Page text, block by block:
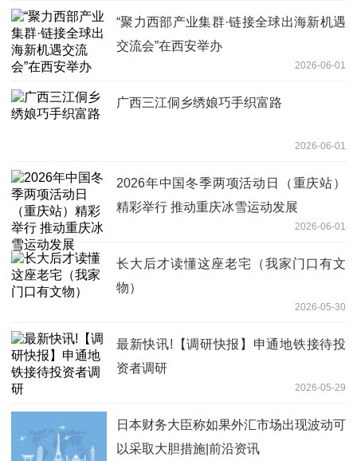
“聚力西部产业集群·链接全球出海新机遇
交流会”在西安举办
2026-06-01
广西三江侗乡绣娘巧手织富路
2026-06-01
2026年中国冬季两项活动日（重庆站）
精彩举行 推动重庆冰雪运动发展
2026-06-01
长大后才读懂这座老宅（我家门口有文
物）
2026-05-30
最新快讯!【调研快报】申通地铁接待投
资者调研
2026-05-29
日本财务大臣称如果外汇市场出现波动可
以采取大胆措施|前沿资讯